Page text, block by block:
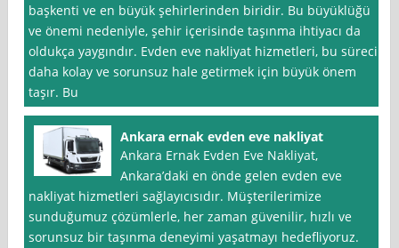
başkenti ve en büyük şehirlerinden biridir. Bu büyüklüğü
ve önemi nedeniyle, şehir içerisinde taşınma ihtiyacı da
oldukça yaygındır. Evden eve nakliyat hizmetleri, bu süreci
daha kolay ve sorunsuz hale getirmek için büyük önem
taşır. Bu
Ankara ernak evden eve nakliyat
Ankara Ernak Evden Eve Nakliyat,
Ankara’daki en önde gelen evden eve
nakliyat hizmetleri sağlayıcısıdır. Müşterilerimize
sunduğumuz çözümlerle, her zaman güvenilir, hızlı ve
sorunsuz bir taşınma deneyimi yaşatmayı hedefliyoruz.